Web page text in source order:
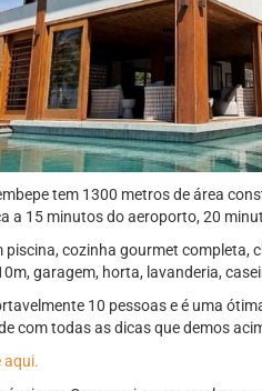
tem 1300 metros de área
a 15 minutos do aeroporto, 20
piscina, cozinha gourmet completa,
garagem, horta, lavanderia,
10 pessoas e é uma
com todas as dicas que demos
aqui.